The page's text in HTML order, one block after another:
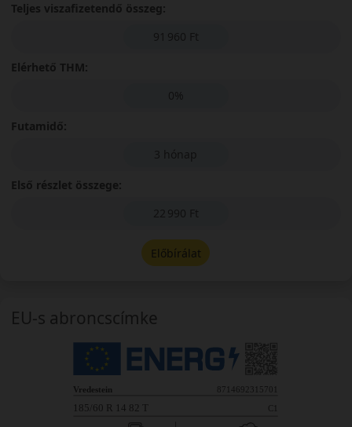
Teljes viszafizetendő összeg:
91 960 Ft
Elérhető THM:
0%
Futamidő:
3 hónap
Első részlet összege:
22 990 Ft
Előbírálat
EU-s abroncscímke